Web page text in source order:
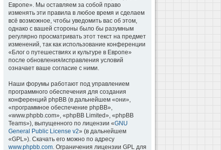
Европе». Мы оставляем за собой право
изменять эти правила в любое время и сделаем
всё возможное, чтобы уведомить вас об этом,
однако с вашей стороны было бы разумным
регулярно просматривать этот текст на предмет
изменений, так как использование конференции
«Блог о путешествиях и культуре в Европе»
после обновления/исправления условий
означает ваше согласие с ними.
Наши форумы работают под управлением
программного обеспечения для создания
конференций phpBB (в дальнейшем «они»,
«программное обеспечение phpBB»,
«www.phpbb.com», «phpBB Limited», «phpBB
Teams»), выпущенного по лицензии «GNU
General Public License v2» (в дальнейшем
«GPL»). Скачать его можно по адресу
www.phpbb.com. Ограничения лицензии GPL для